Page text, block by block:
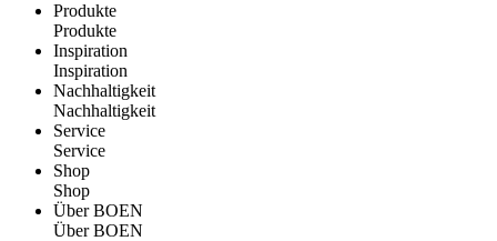
Produkte
Produkte
Inspiration
Inspiration
Nachhaltigkeit
Nachhaltigkeit
Service
Service
Shop
Shop
Über BOEN
Über BOEN